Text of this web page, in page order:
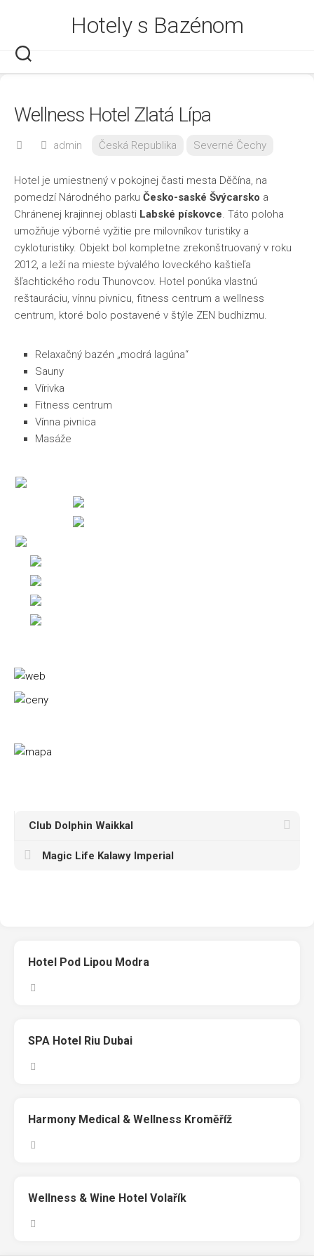
Hotely s Bazénom
Wellness Hotel Zlatá Lípa
admin Česká Republika Severné Čechy
Hotel je umiestnený v pokojnej časti mesta Děčína, na
pomedzí Národného parku Česko-saské Švýcarsko a
Chránenej krajinnej oblasti Labské pískovce. Táto poloha
umožňuje výborné vyžitie pre milovníkov turistiky a
cykloturistiky. Objekt bol kompletne zrekonštruovaný v roku
2012, a leží na mieste bývalého loveckého kaštieľa
šľachtického rodu Thunovcov. Hotel ponúka vlastnú
reštauráciu, vínnu pivnicu, fitness centrum a wellness
centrum, ktoré bolo postavené v štýle ZEN budhizmu.
Relaxačný bazén „modrá lagúna“
Sauny
Vírivka
Fitness centrum
Vínna pivnica
Masáže
Club Dolphin Waikkal
Magic Life Kalawy Imperial
Hotel Pod Lipou Modra
SPA Hotel Riu Dubai
Harmony Medical & Wellness Kroměříž
Wellness & Wine Hotel Volařík